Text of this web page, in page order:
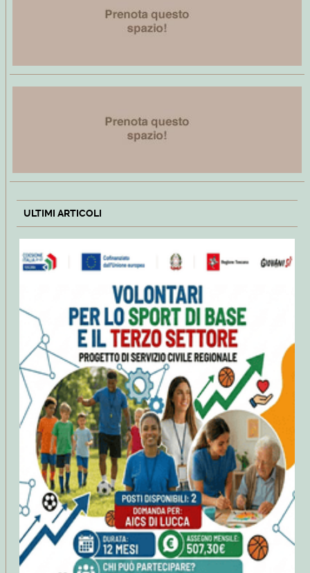
ULTIMI ARTICOLI